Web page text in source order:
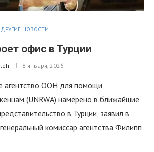
ДРУГИЕ НОВОСТИ
офис в Турции
8 января, 2026
агентство ООН для помощи
(UNRWA) намерено в ближайшие
в Турции, заявил в
комиссар агентства Филипп